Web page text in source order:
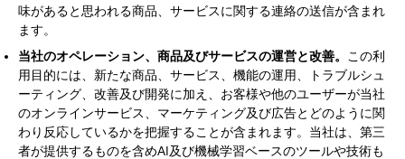
味があると思われる商品、サービスに関する連絡の送信が含まれ
ます。
当社のオペレーション、商品及びサービスの運営と改善。
この利
用目的には、新たな商品、サービス、機能の運用、トラブルシュ
ーティング、改善及び開発に加え、お客様や他のユーザーが当社
のオンラインサービス、マーケティング及び広告とどのように関
わり反応しているかを把握することが含まれます。当社は、第三
者が提供するものを含めAI及び機械学習ベースのツールや技術も